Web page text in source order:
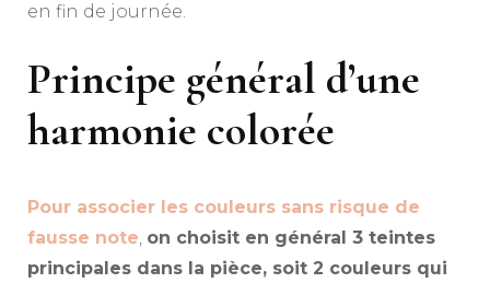
en fin de journée.
Principe général d’une
harmonie colorée
Pour associer les couleurs sans risque de
fausse note, on choisit en général 3 teintes
principales dans la pièce, soit 2 couleurs qui